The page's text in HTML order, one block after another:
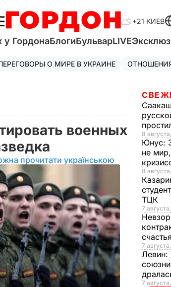
+21 КИЕВ
у ГордонаБлогиБульварLIVE
О МИРЕ В УКРАИНЕ
военных
прочитати українською
8
Юнус:
не
8
ТЦК
7
счастья
7
Левин:
7